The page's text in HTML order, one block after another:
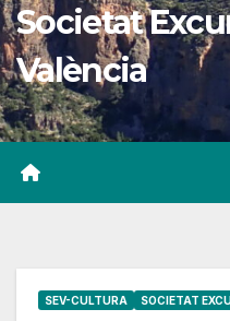
Societat
València
SEV-CULTURA SOCIETAT